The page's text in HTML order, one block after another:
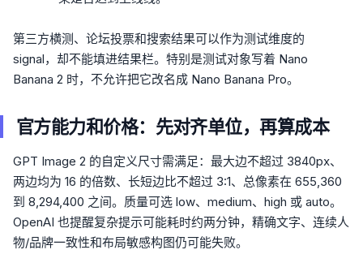
第三方横测、论坛投票和搜索结果可以作为测试维度的
signal，却不能填进结果栏。特别是测试对象写着 Nano
Banana 2 时，不允许把它改名成 Nano Banana Pro。
官方能力和价格：先对齐单位，再算成本
GPT Image 2 的自定义尺寸需满足：最大边不超过 3840px、
两边均为 16 的倍数、长短边比不超过 3:1、总像素在 655,360
到 8,294,400 之间。质量可选 low、medium、high 或 auto。
OpenAI 也提醒复杂提示可能耗时约两分钟，精确文字、连续人
物/品牌一致性和布局敏感构图仍可能失败。